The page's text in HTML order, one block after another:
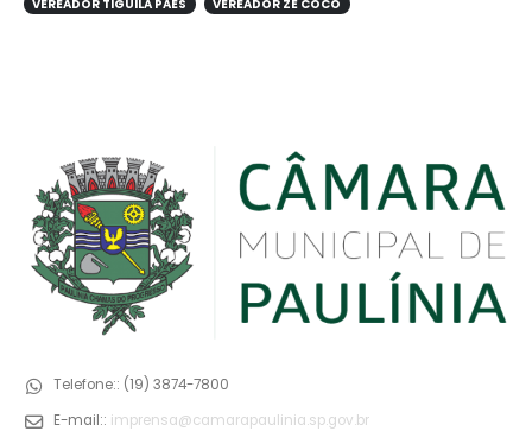
VEREADOR TIGUILA PAES
VEREADOR ZÉ COCO
Telefone:: (19) 3874-7800
E-mail:: imprensa@camarapaulinia.sp.gov.br